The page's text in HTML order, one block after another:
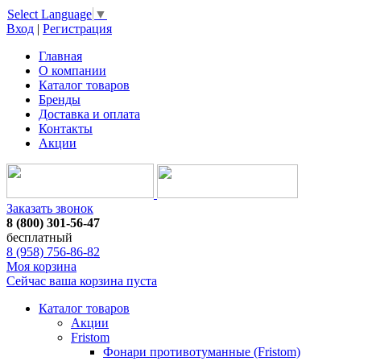
Select Language ▼
Вход | Регистрация
Главная
О компании
Каталог товаров
Бренды
Доставка и оплата
Контакты
Акции
Заказать звонок
8 (800) 301-56-47
бесплатный
8 (958) 756-86-82
Моя корзина
Сейчас ваша корзина пуста
Каталог товаров
Акции
Fristom
Фонари противотуманные (Fristom)